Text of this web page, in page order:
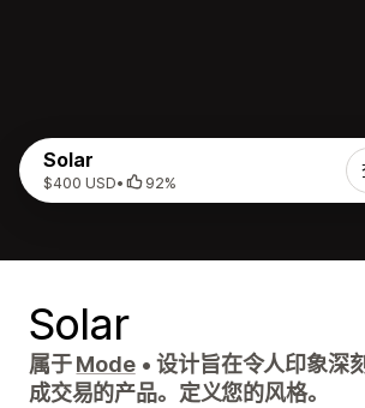
Solar
$400 USD• 92%
Solar
属于Mode • 设计旨在令人印象深
成交易的产品。定义您的风格。